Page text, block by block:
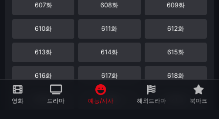
607화 608화 609화
610화 611화 612화
613화 614화 615화
616화 617화 618화
619화 620화
영화 드라마 예능/시사 해외드라마 북마크